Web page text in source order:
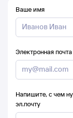
Ваше имя
Электронная почта
Напишите, с чем
эл.почту